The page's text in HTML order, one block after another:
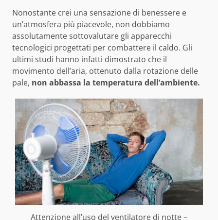
Nonostante crei una sensazione di benessere e
un’atmosfera più piacevole, non dobbiamo
assolutamente sottovalutare gli apparecchi
tecnologici progettati per combattere il caldo. Gli
ultimi studi hanno infatti dimostrato che il
movimento dell’aria, ottenuto dalla rotazione delle
pale, non abbassa la temperatura dell’ambiente.
Attenzione all’uso del ventilatore di notte –